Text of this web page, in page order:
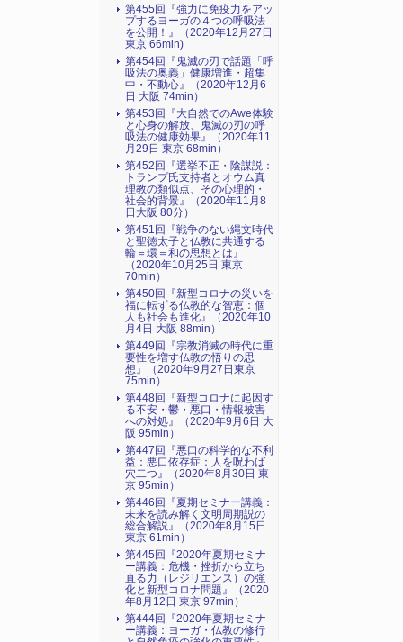
第455回『強力に免疫力をアッ
プするヨーガの４つの呼吸法
を公開！』（2020年12月27日
東京 66min)
第454回『鬼滅の刃で話題「呼
吸法の奥義」健康増進・超集
中・不動心』（2020年12月6
日 大阪 74min）
第453回『大自然でのAwe体験
と心身の解放、鬼滅の刃の呼
吸法の健康効果』（2020年11
月29日 東京 68min）
第452回『選挙不正・陰謀説：
トランプ氏支持者とオウム真
理教の類似点、その心理的・
社会的背景』（2020年11月8
日大阪 80分）
第451回『戦争のない縄文時代
と聖徳太子と仏教に共通する
輪＝環＝和の思想とは』
（2020年10月25日 東京
70min）
第450回『新型コロナの災いを
福に転ずる仏教的な智恵：個
人も社会も進化』（2020年10
月4日 大阪 88min）
第449回『宗教消滅の時代に重
要性を増す仏教の悟りの思
想』（2020年9月27日東京
75min）
第448回『新型コロナに起因す
る不安・鬱・悪口・情報被害
への対処』（2020年9月6日 大
阪 95min）
第447回『悪口の科学的な不利
益：悪口依存症：人を呪わば
穴二つ』（2020年8月30日 東
京 95min）
第446回『夏期セミナー講義：
未来を読み解く文明周期説の
総合解説』（2020年8月15日
東京 61min）
第445回『2020年夏期セミナ
ー講義：危機・挫折から立ち
直る力（レジリエンス）の強
化と新型コロナ問題』（2020
年8月12日 東京 97min）
第444回『2020年夏期セミナ
ー講義：ヨーガ・仏教の修行